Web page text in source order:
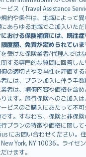
ビス（Travel Assistance
約や条件は、地域によって
あらゆる地域でご加入いた
おける保険補償には、既往
度額、免責が定められていま
受けた保険業者/代理人では
する専門的な質問に回答し
の適切さや妥当性を評価す
には、プラン加入に伴う手
者は、補償内容や価格を含
ます。旅行保険へのご加入
ビスのご購入にあたって不
す。すなわち、保険と非保
プランの特徴や価格に関し
にお問い合わせください。
York, NY 10036。ライセ
けます。